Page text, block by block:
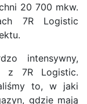
20 700 mkw.
7R Logistic
intensywny,
z 7R Logistic.
to, w jaki
gdzie mają